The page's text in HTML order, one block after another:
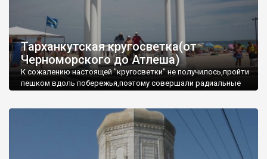
Тарханкутская кругосветка(от
Черноморского до Атлеша)
К сожалению настоящей "кругосветки" не получилось,пройти
пешком вдоль побережья,поэтому совершали радиальные